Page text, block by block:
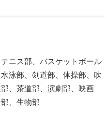
ニス部、バスケットボール
泳部、剣道部、体操部、吹
、茶道部、演劇部、映画
、生物部